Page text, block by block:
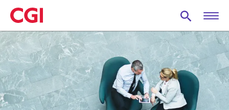
Skip
to
main
content